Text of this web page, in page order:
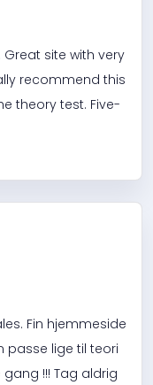
site with very
recommend this
theory test. Five-
Fin hjemmeside
passe lige til teori
!!! Tag aldrig